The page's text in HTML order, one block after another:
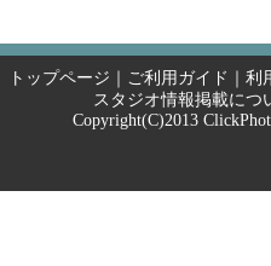
トップページ ｜ ご利用ガイド ｜ 利
スタジオ情報掲載につ
Copyright(C)2013